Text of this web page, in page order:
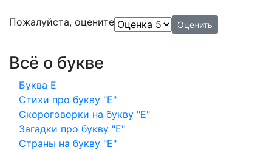
Пожалуйста, оцените
Всё о букве
Буква Е
Стихи про букву "Е"
Скороговорки на букву "Е"
Загадки про букву "Е"
Страны на букву "Е"